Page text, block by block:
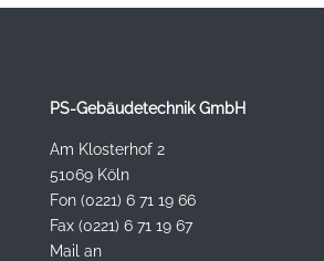
PS-Gebäudetechnik GmbH
Am Klosterhof 2
51069 Köln
Fon (0221) 6 71 19 66
Fax (0221) 6 71 19 67
Mail an